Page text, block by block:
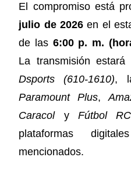
El compromiso está
julio de 2026 en el
de las 6:00 p. m.
La transmisión
Dsports (610-1610),
Paramount Plus,
CaracolyFútbol
plataformas
mencionados.